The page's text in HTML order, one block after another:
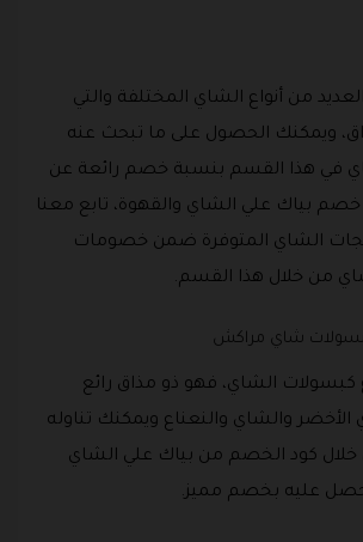
من أنواع الشاي المختلفة والتي
ويمكنك الحصول على ما تبحث عنه
في هذا القسم بنسبة خصم رائعة عن
بياك علي الشاي والقهوة، تابع معنا
الشاي المتوفرة ضمن خصومات
من خلال هذا القسم.
شاي مراكش
كبسولات الشاي، فهو ذو مذاق رائع
والشاي والنعناع ويمكنك تناوله
خلال كود الخصم من بياك علي الشاي
عليه بخصم مميز.